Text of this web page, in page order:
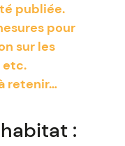
publiée.
pour
sur les
etc.
retenir…
: